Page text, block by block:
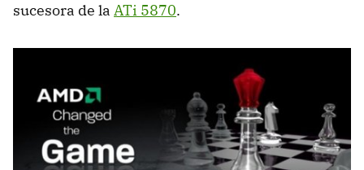
sucesora de la ATi 5870.